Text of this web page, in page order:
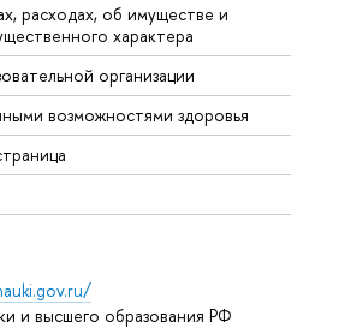
расходах, об имуществе и
характера
организации
возможностями здоровья
и высшего образования РФ